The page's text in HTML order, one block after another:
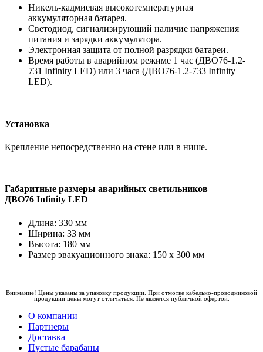
Никель-кадмиевая высокотемпературная
аккумуляторная батарея.
Светодиод, сигнализирующий наличие напряжения
питания и зарядки аккумулятора.
Электронная защита от полной разрядки батареи.
Время работы в аварийном режиме 1 час (ДВО76-1.2-
731 Infinity LED) или 3 часа (ДВО76-1.2-733 Infinity
LED).
Установка
Крепление непосредственно на стене или в нише.
Габаритные размеры аварийных светильников
ДВО76 Infinity LED
Длина: 330 мм
Ширина: 33 мм
Высота: 180 мм
Размер эвакуационного знака: 150 х 300 мм
Внимание! Цены указаны за упаковку продукции. При отмотке кабельно-проводниковой
продукции цены могут отличаться. Не является публичной офертой.
О компании
Партнеры
Доставка
Пустые барабаны